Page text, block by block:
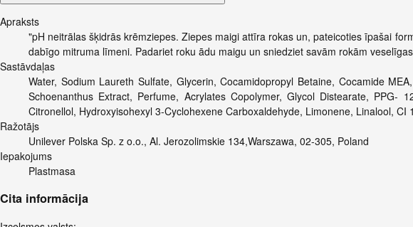
Apraksts
"pH neitrālas šķidrās krēmziepes. Ziepes maigi attīra rokas un, pateicoties īpašai
dabīgo mitruma līmeni. Padariet roku ādu maigu un sniedziet savām rokām
Sastāvdaļas
Water, Sodium Laureth Sulfate, Glycerin, Cocamidopropyl Betaine, Cocamide
Schoenanthus Extract, Perfume, Acrylates Copolymer, Glycol Distearate, PPG-
Citronellol, Hydroxyisohexyl 3-Cyclohexene Carboxaldehyde, Limonene, Linalool, CI
Ražotājs
Unilever Polska Sp. z o.o., Al. Jerozolimskie 134,Warszawa, 02-305, Poland
Iepakojums
Plastmasa
Cita informācija